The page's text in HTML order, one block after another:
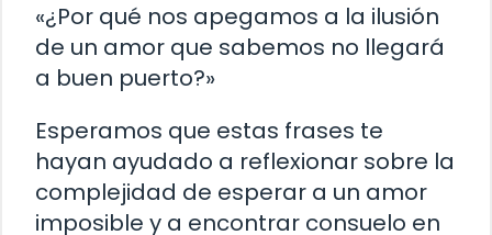
«¿Por qué nos apegamos a la ilusión
de un amor que sabemos no llegará
a buen puerto?»
Esperamos que estas frases te
hayan ayudado a reflexionar sobre la
complejidad de esperar a un amor
imposible y a encontrar consuelo en